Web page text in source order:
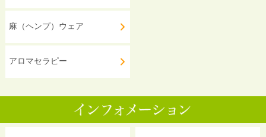
麻（ヘンプ）ウェア
アロマセラピー